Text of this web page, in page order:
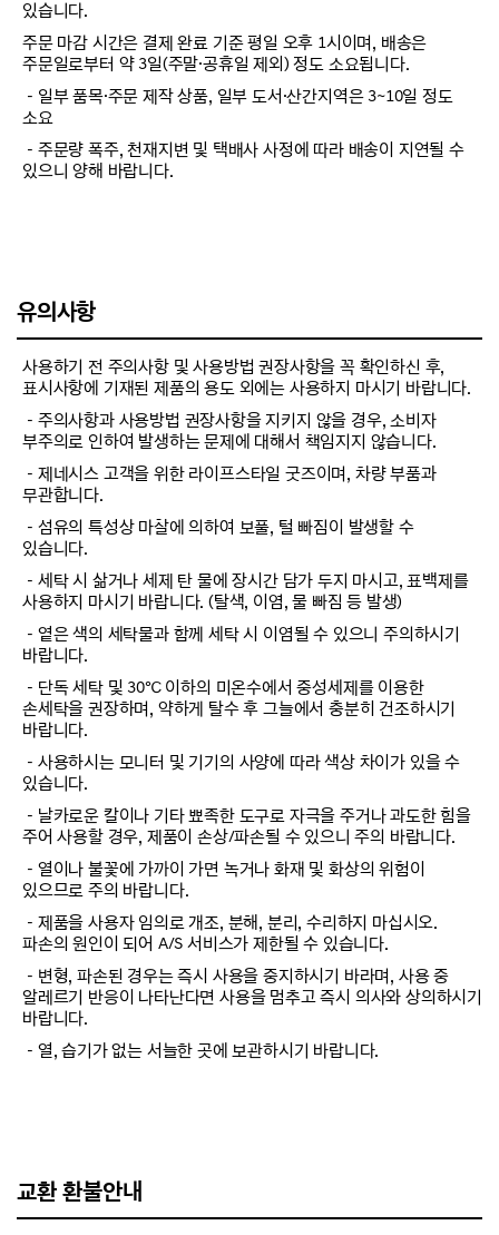
있습니다.
주문 마감 시간은 결제 완료 기준 평일 오후 1시이며, 배송은
주문일로부터 약 3일(주말·공휴일 제외) 정도 소요됩니다.
－일부 품목·주문 제작 상품, 일부 도서·산간지역은 3~10일 정도
소요
－주문량 폭주, 천재지변 및 택배사 사정에 따라 배송이 지연될 수
있으니 양해 바랍니다.
유의사항
사용하기 전 주의사항 및 사용방법 권장사항을 꼭 확인하신 후,
표시사항에 기재된 제품의 용도 외에는 사용하지 마시기 바랍니다.
－주의사항과 사용방법 권장사항을 지키지 않을 경우, 소비자
부주의로 인하여 발생하는 문제에 대해서 책임지지 않습니다.
－제네시스 고객을 위한 라이프스타일 굿즈이며, 차량 부품과
무관합니다.
－섬유의 특성상 마찰에 의하여 보풀, 털 빠짐이 발생할 수
있습니다.
－세탁 시 삶거나 세제 탄 물에 장시간 담가 두지 마시고, 표백제를
사용하지 마시기 바랍니다. (탈색, 이염, 물 빠짐 등 발생)
－옅은 색의 세탁물과 함께 세탁 시 이염될 수 있으니 주의하시기
바랍니다.
－단독 세탁 및 30℃ 이하의 미온수에서 중성세제를 이용한
손세탁을 권장하며, 약하게 탈수 후 그늘에서 충분히 건조하시기
바랍니다.
－사용하시는 모니터 및 기기의 사양에 따라 색상 차이가 있을 수
있습니다.
－날카로운 칼이나 기타 뾰족한 도구로 자극을 주거나 과도한 힘을
주어 사용할 경우, 제품이 손상/파손될 수 있으니 주의 바랍니다.
－열이나 불꽃에 가까이 가면 녹거나 화재 및 화상의 위험이
있으므로 주의 바랍니다.
－제품을 사용자 임의로 개조, 분해, 분리, 수리하지 마십시오.
파손의 원인이 되어 A/S 서비스가 제한될 수 있습니다.
－변형, 파손된 경우는 즉시 사용을 중지하시기 바라며, 사용 중
알레르기 반응이 나타난다면 사용을 멈추고 즉시 의사와 상의하시기
바랍니다.
－열, 습기가 없는 서늘한 곳에 보관하시기 바랍니다.
교환 환불안내